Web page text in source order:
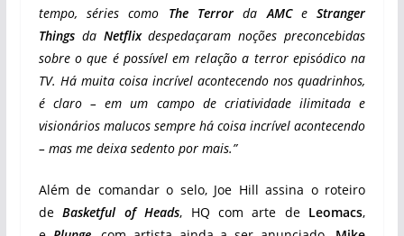
tempo, séries como The Terror daAMCeStranger
Thingsda Netflixdespedaçaram noções preconcebidas
sobre o que é possível em relação a terror episódico na
TV. Há muita coisa incrível acontecendo nos quadrinhos,
é claro – em um campo de criatividade ilimitada e
visionários malucos sempre há coisa incrível acontecendo
– mas me deixa sedento por mais.”
Além de comandar o selo, Joe Hill assina o roteiro
deBasketful of Heads, HQ com arte de Leomacs,